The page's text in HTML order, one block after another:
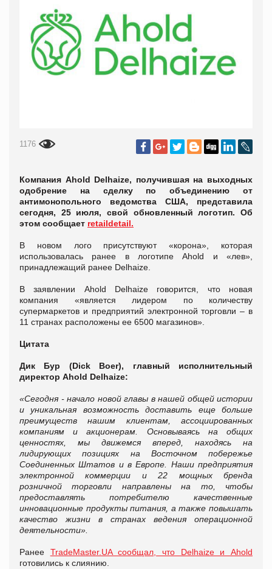
1176
Компания Ahold Delhaize, получившая на выходных
одобрение на сделку по объединению от
антимонопольного ведомства США, представила
сегодня, 25 июля, свой обновленный логотип. Об
этом сообщает retaildetail.
В новом лого присутствуют «корона», которая
использовалась ранее в логотипе Ahold и «лев»,
принадлежащий ранее Delhaize.
В заявлении Ahold Delhaize говорится, что новая
компания «является лидером по количеству
супермаркетов и предприятий электронной торговли – в
11 странах расположены ее 6500 магазинов».
Цитата
Дик Бур (Dick Boer), главный исполнительный
директор Ahold Delhaize:
«Сегодня - начало новой главы в нашей общей истории
и уникальная возможность доставить еще больше
преимуществ нашим клиентам, ассоциированных
компаниям и акционерам. Основываясь на общих
ценностях, мы движемся вперед, находясь на
лидирующих позициях на Восточном побережье
Соединенных Штатов и в Европе. Наши предприятия
электронной коммерции и 22 мощных бренда
розничной торговли направлены на то, чтобы
предоставлять потребителю качественные
инновационные продукты питания, а также повышать
качество жизни в странах ведения операционной
деятельности».
Ранее TradeMaster.UA сообщал, что Delhaize и Ahold
готовились к слиянию.